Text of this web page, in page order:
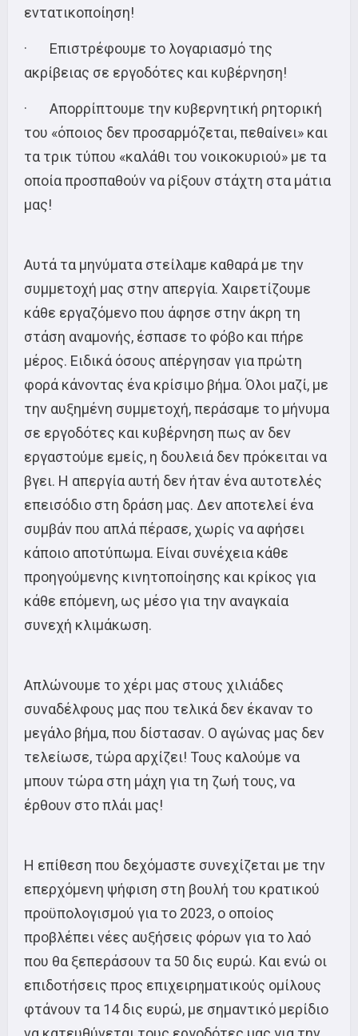
εντατικοποίηση!
· Επιστρέφουμε το λογαριασμό της
ακρίβειας σε εργοδότες και κυβέρνηση!
· Απορρίπτουμε την κυβερνητική ρητορική
του «όποιος δεν προσαρμόζεται, πεθαίνει» και
τα τρικ τύπου «καλάθι του νοικοκυριού» με τα
οποία προσπαθούν να ρίξουν στάχτη στα μάτια
μας!
Αυτά τα μηνύματα στείλαμε καθαρά με την
συμμετοχή μας στην απεργία. Χαιρετίζουμε
κάθε εργαζόμενο που άφησε στην άκρη τη
στάση αναμονής, έσπασε το φόβο και πήρε
μέρος. Ειδικά όσους απέργησαν για πρώτη
φορά κάνοντας ένα κρίσιμο βήμα. Όλοι μαζί, με
την αυξημένη συμμετοχή, περάσαμε το μήνυμα
σε εργοδότες και κυβέρνηση πως αν δεν
εργαστούμε εμείς, η δουλειά δεν πρόκειται να
βγει. Η απεργία αυτή δεν ήταν ένα αυτοτελές
επεισόδιο στη δράση μας. Δεν αποτελεί ένα
συμβάν που απλά πέρασε, χωρίς να αφήσει
κάποιο αποτύπωμα. Είναι συνέχεια κάθε
προηγούμενης κινητοποίησης και κρίκος για
κάθε επόμενη, ως μέσο για την αναγκαία
συνεχή κλιμάκωση.
Απλώνουμε το χέρι μας στους χιλιάδες
συναδέλφους μας που τελικά δεν έκαναν το
μεγάλο βήμα, που δίστασαν. Ο αγώνας μας δεν
τελείωσε, τώρα αρχίζει! Τους καλούμε να
μπουν τώρα στη μάχη για τη ζωή τους, να
έρθουν στο πλάι μας!
Η επίθεση που δεχόμαστε συνεχίζεται με την
επερχόμενη ψήφιση στη βουλή του κρατικού
προϋπολογισμού για το 2023, ο οποίος
προβλέπει νέες αυξήσεις φόρων για το λαό
που θα ξεπεράσουν τα 50 δις ευρώ. Και ενώ οι
επιδοτήσεις προς επιχειρηματικούς ομίλους
φτάνουν τα 14 δις ευρώ, με σημαντικό μερίδιο